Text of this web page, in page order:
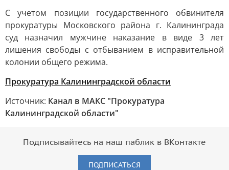
С учетом позиции государственного обвинителя
прокуратуры Московского района г. Калининграда
суд назначил мужчине наказание в виде 3 лет
лишения свободы с отбыванием в исправительной
колонии общего режима.
Прокуратура Калининградской области
Источник: Канал в МАКС "Прокуратура
Калининградской области"
Подписывайтесь на наш паблик в ВКонтакте
ПОДПИСАТЬСЯ